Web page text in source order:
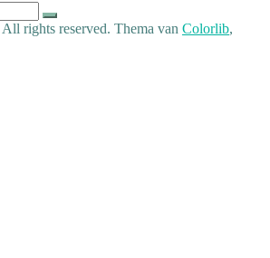
All rights reserved. Thema van Colorlib,